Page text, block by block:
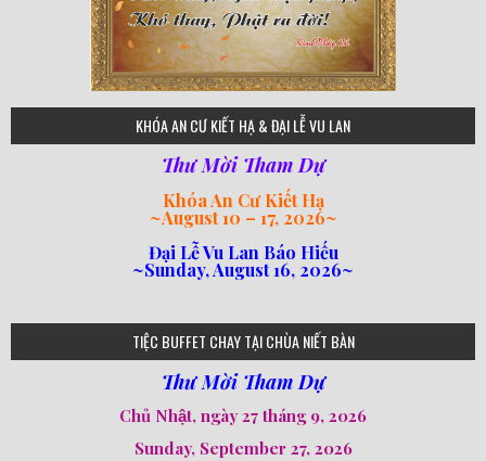
75
80
78
77
82
92
93
94
95
98
641
182
101
loipha2
loipha4
loipha1
loipha5
loipha7
loipha8
loipha10
loipha9
loi-phat-day
loipha15
loipha13
KHÓA AN CƯ KIẾT HẠ & ĐẠI LỄ VU LAN
Thư Mời Tham Dự
Khóa An Cư Kiết Hạ
~August 10 – 17, 2026~
Đại Lễ Vu Lan Báo Hiếu
~Sunday, August 16, 2026~
TIỆC BUFFET CHAY TẠI CHÙA NIẾT BÀN
Thư Mời Tham Dự
Chủ Nhật, ngày 27 tháng 9, 2026
Sunday, September 27, 2026